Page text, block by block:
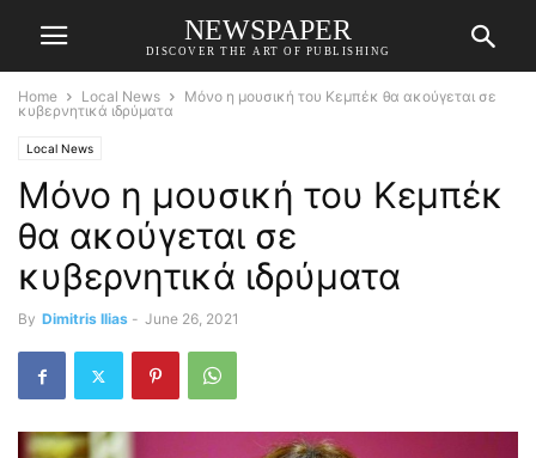
NEWSPAPER
DISCOVER THE ART OF PUBLISHING
Home Local News
Μόνο η μουσική του Κεμπέκ θα ακούγεται σε
κυβερνητικά ιδρύματα
Local News
Μόνο η μουσική του Κεμπέκ
θα ακούγεται σε
κυβερνητικά ιδρύματα
By Dimitris Ilias - June 26, 2021